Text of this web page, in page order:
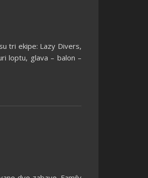
tri ekipe: Lazy Divers,
loptu, glava – balon –